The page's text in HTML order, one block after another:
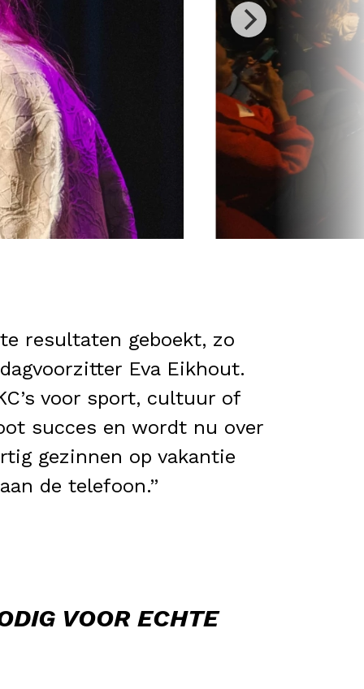
resultaten geboekt, zo
Eva Eikhout.
voor sport, cultuur of
succes en wordt nu over
gezinnen op vakantie
de telefoon.”
VOOR ECHTE